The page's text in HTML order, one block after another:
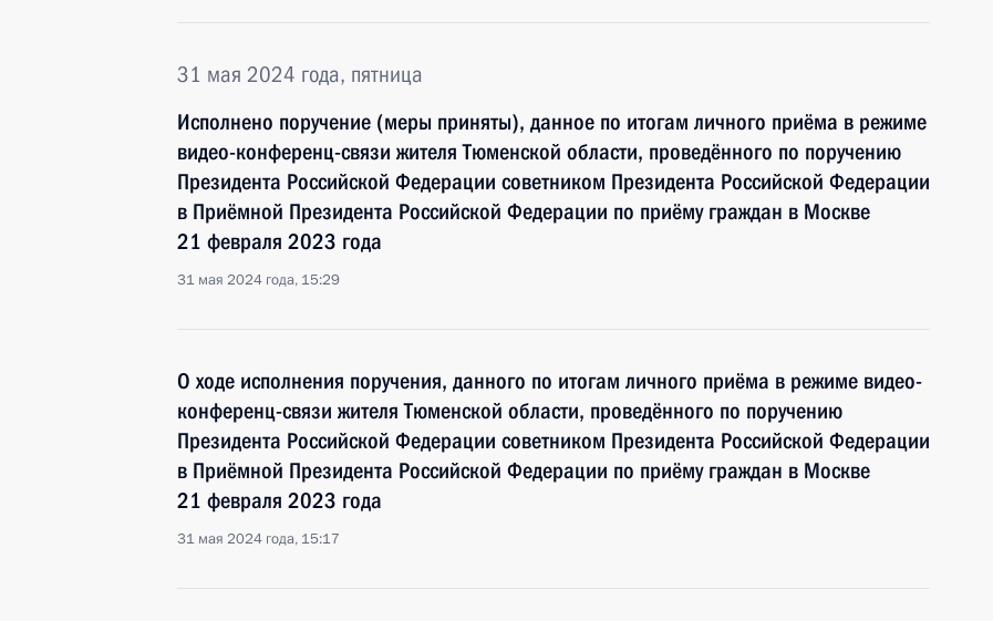
31 мая 2024 года, пятница
Исполнено поручение (меры приняты), данное по итогам личного приёма в режиме
видео-конференц-связи жителя Тюменской области, проведённого по поручению
Президента Российской Федерации советником Президента Российской Федерации
в Приёмной Президента Российской Федерации по приёму граждан в Москве
21 февраля 2023 года
31 мая 2024 года, 15:29
О ходе исполнения поручения, данного по итогам личного приёма в режиме видео-
конференц-связи жителя Тюменской области, проведённого по поручению
Президента Российской Федерации советником Президента Российской Федерации
в Приёмной Президента Российской Федерации по приёму граждан в Москве
21 февраля 2023 года
31 мая 2024 года, 15:17